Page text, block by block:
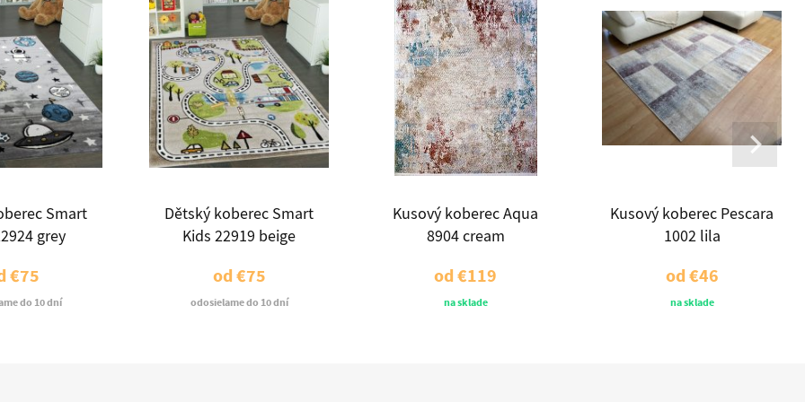
Smart
grey
€75
do 10 dní
Dětský koberec Smart
Kids 22919 beige
od€75
odosielame do 10 dní
Kusový koberec Aqua
8904 cream
od€119
na sklade
Kusový koberec Pescara
1002 lila
od€46
na sklade